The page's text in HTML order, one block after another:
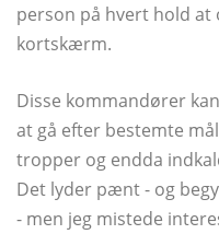
person på hvert hold at
kortskærm.
Disse kommandører
at gå efter bestemte
tropper og endda
Det lyder pænt - og
- men jeg mistede